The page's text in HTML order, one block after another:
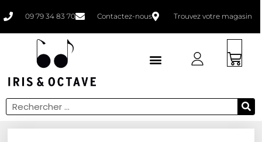
09 79 34 83 70 Contactez-nous Trouvez votre magasin